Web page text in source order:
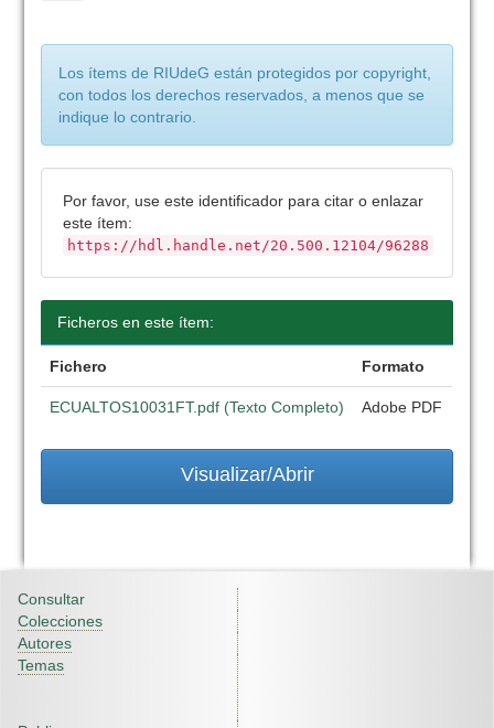
Los ítems de RIUdeG están protegidos por copyright,
con todos los derechos reservados, a menos que se
indique lo contrario.
Por favor, use este identificador para citar o enlazar
este ítem:
https://hdl.handle.net/20.500.12104/96288
Ficheros en este ítem:
Fichero Formato
ECUALTOS10031FT.pdf (Texto Completo) Adobe PDF
Visualizar/Abrir
Consultar
Colecciones
Autores
Temas